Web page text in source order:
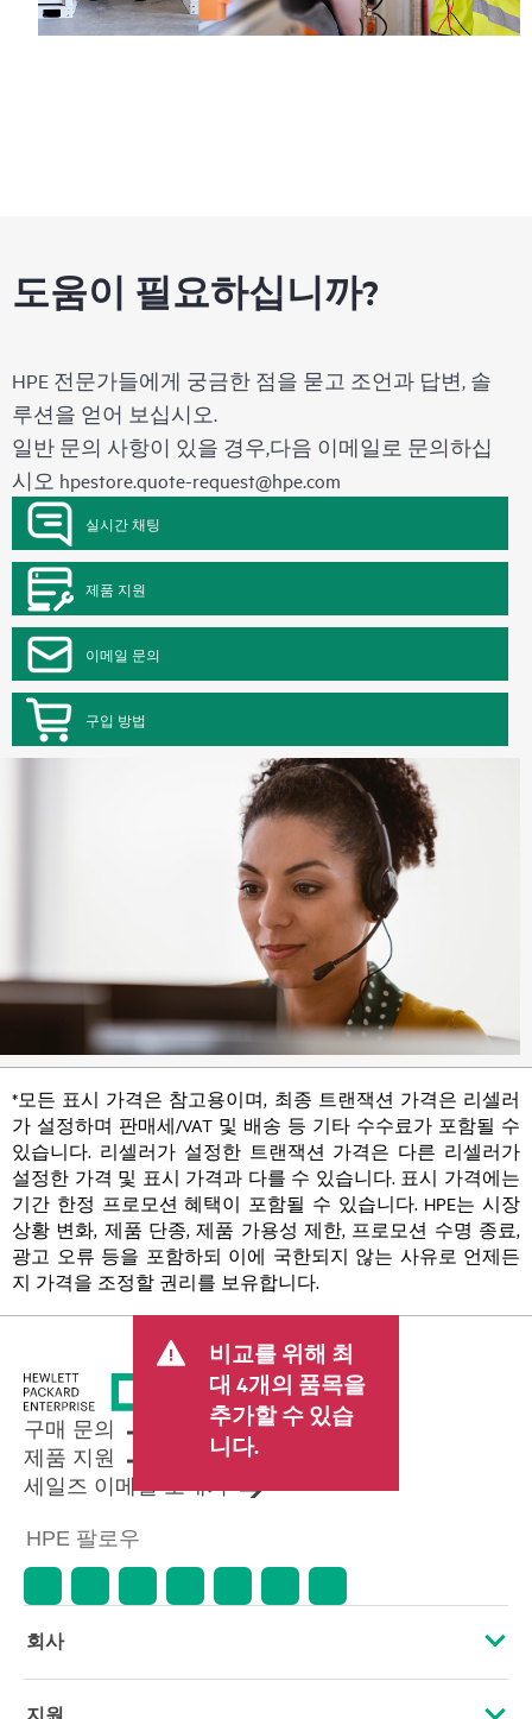
도움이 필요하십니까?
HPE 전문가들에게 궁금한 점을 묻고 조언과 답변, 솔
루션을 얻어 보십시오.
일반 문의 사항이 있을 경우,다음 이메일로 문의하십
시오 hpestore.quote-request@hpe.com
실시간 채팅
제품 지원
이메일 문의
구입 방법
*모든 표시 가격은 참고용이며, 최종 트랜잭션 가격은 리셀러
가 설정하며 판매세/VAT 및 배송 등 기타 수수료가 포함될 수
있습니다. 리셀러가 설정한 트랜잭션 가격은 다른 리셀러가
설정한 가격 및 표시 가격과 다를 수 있습니다. 표시 가격에는
기간 한정 프로모션 혜택이 포함될 수 있습니다. HPE는 시장
상황 변화, 제품 단종, 제품 가용성 제한, 프로모션 수명 종료,
광고 오류 등을 포함하되 이에 국한되지 않는 사유로 언제든
지 가격을 조정할 권리를 보유합니다.
비교를 위해 최
대 4개의 품목을
추가할 수 있습
니다.
구매 문의
제품 지원
세일즈 이메일 보내기
HPE 팔로우
회사
HPE 소개
지원